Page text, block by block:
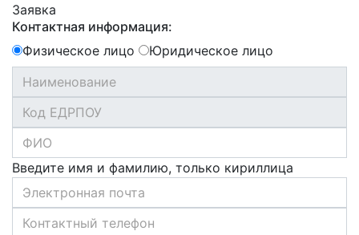
Заявка
Контактная информация:
Физическое лицо
Юридическое лицо
Введите имя и фамилию, только кириллица